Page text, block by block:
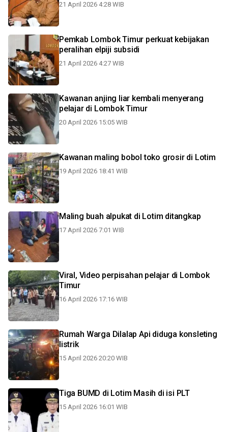
21 April 2026 4:28 WIB
Pemkab Lombok Timur perkuat kebijakan
peralihan elpiji subsidi
21 April 2026 4:27 WIB
Kawanan anjing liar kembali menyerang
pelajar di Lombok Timur
20 April 2026 15:05 WIB
Kawanan maling bobol toko grosir di Lotim
19 April 2026 18:41 WIB
Maling buah alpukat di Lotim ditangkap
17 April 2026 7:01 WIB
Viral, Video perpisahan pelajar di Lombok
Timur
16 April 2026 17:16 WIB
Rumah Warga Dilalap Api diduga konsleting
listrik
15 April 2026 20:20 WIB
Tiga BUMD di Lotim Masih di isi PLT
15 April 2026 16:01 WIB